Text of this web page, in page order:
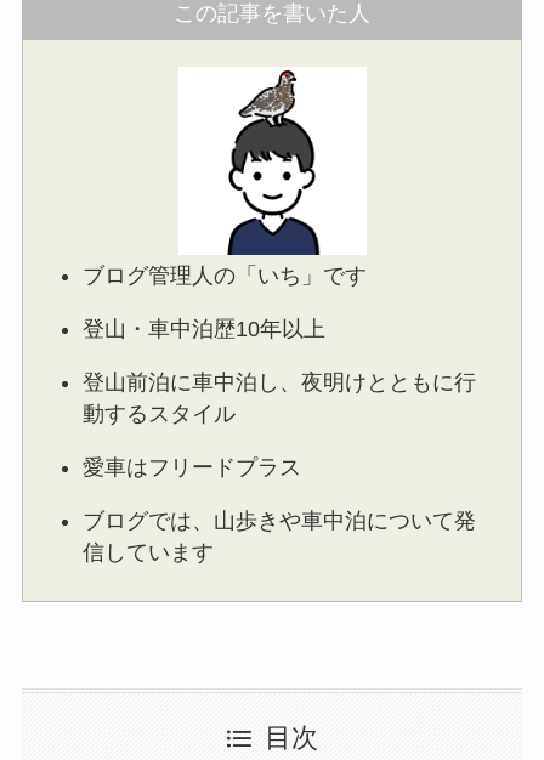
この記事を書いた人
ブログ管理人の「いち」です
登山・車中泊歴10年以上
登山前泊に車中泊し、夜明けとともに行
動するスタイル
愛車はフリードプラス
ブログでは、山歩きや車中泊について発
信しています
目次